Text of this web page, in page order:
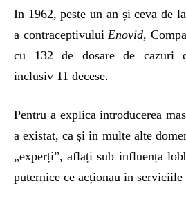
In 1962, peste un an și ceva de
a contraceptivuluiEnovid,
cu 132 de dosare de cazuri
inclusiv 11 decese.
Pentru a explica introducerea
a existat, ca și in multe alte
„experți”, aflați sub influența
puternice ce acționau in serviciile